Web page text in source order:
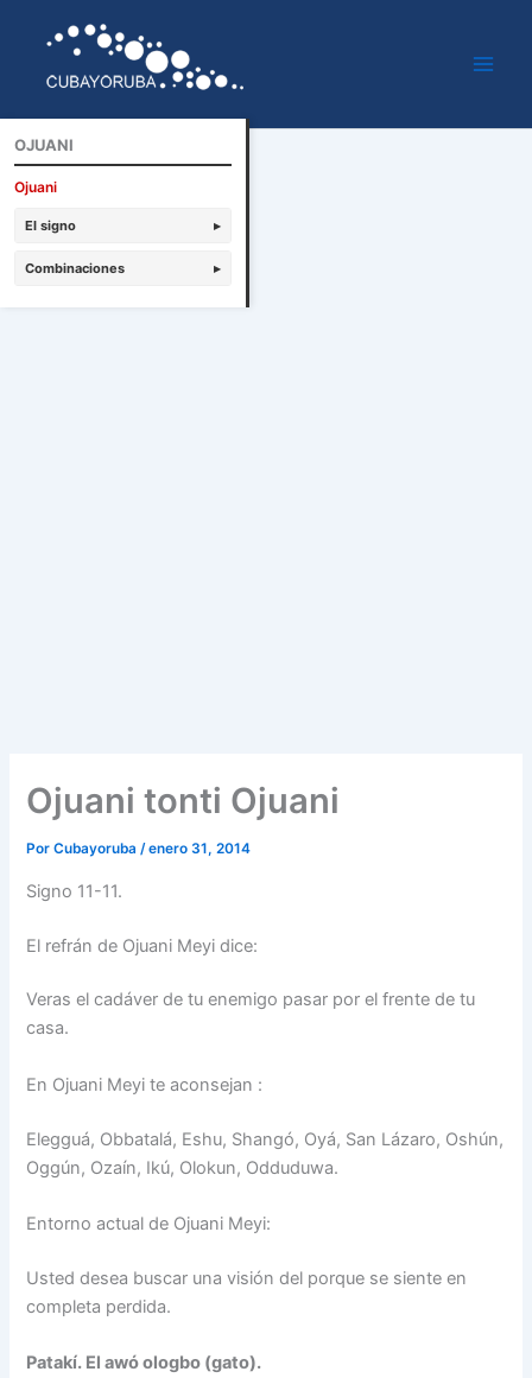
contenido
Ojuani tonti Ojuani
PorCubayoruba/enero 31, 2014
Signo 11-11.
El refrán de Ojuani Meyi dice:
Veras el cadáver de tu enemigo pasar por el frente de tu
casa.
En Ojuani Meyi te aconsejan :
Elegguá, Obbatalá, Eshu, Shangó, Oyá, San Lázaro, Oshún,
Oggún, Ozaín, Ikú, Olokun, Odduduwa.
Entorno actual de Ojuani Meyi:
Usted desea buscar una visión del porque se siente en
completa perdida.
Patakí. El awó ologbo (gato).
OJUANI
Ojuani
El signo ▸
Combinaciones ▸